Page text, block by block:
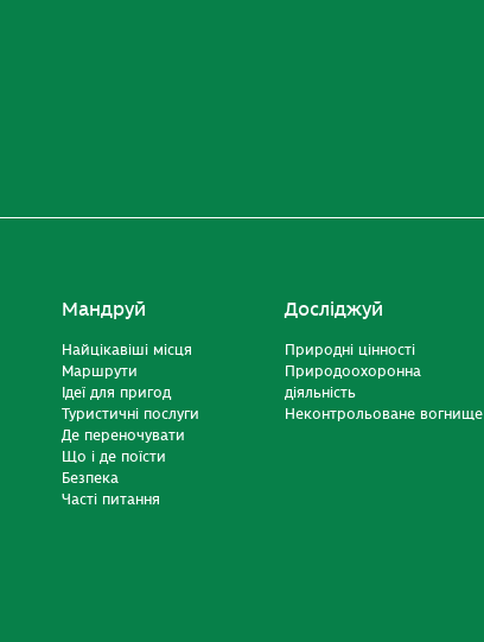
Мандруй
Найцікавіші місця
Маршрути
Ідеї для пригод
Туристичні послуги
Де переночувати
Що і де поїсти
Безпека
Часті питання
Досліджуй
Природні цінності
Природоохоронна
діяльність
Неконтрольоване вогнище